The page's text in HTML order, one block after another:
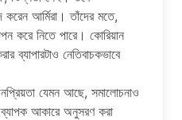
করেন আর্মিরা। তাঁদের মতে,
করে নিতে পারে। কোরিয়ান
ব্যাপারটাও নেতিবাচকভাবে
যেমন আছে, সমালোচনাও
ব্যাপক আকারে অনুসরণ করা